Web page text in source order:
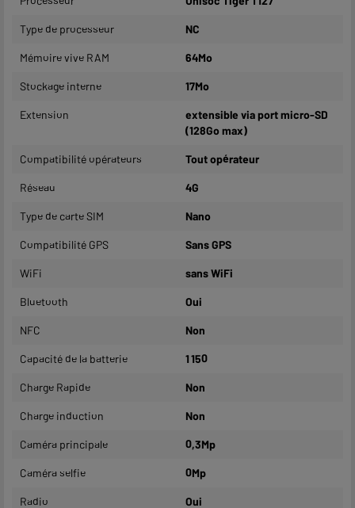
Type de processeur NC
Mémoire vive RAM 64Mo
Stockage interne 17Mo
Extension
extensible via port micro-SD
(128Go max)
Compatibilité opérateurs Tout opérateur
Réseau 4G
Type de carte SIM Nano
Compatibilité GPS Sans GPS
WiFi sans WiFi
Bluetooth Oui
NFC Non
Capacité de la batterie 1 150
Charge Rapide Non
Charge induction Non
Caméra principale 0,3Mp
Caméra selfie 0Mp
Radio Oui